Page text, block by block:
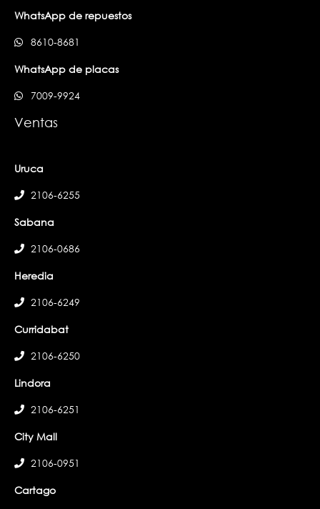
WhatsApp de repuestos
8610-8681
WhatsApp de placas
7009-9924
Ventas
Uruca
2106-6255
Sabana
2106-0686
Heredia
2106-6249
Curridabat
2106-6250
Lindora
2106-6251
City Mall
2106-0951
Cartago